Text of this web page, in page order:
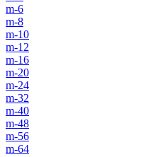
m-6
m-8
m-10
m-12
m-16
m-20
m-24
m-32
m-40
m-48
m-56
m-64